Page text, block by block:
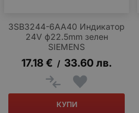
3SB3244-6AA40 Индикатор
24V ф22.5mm зелен
SIEMENS
17.18 € / 33.60 лв.
КУПИ